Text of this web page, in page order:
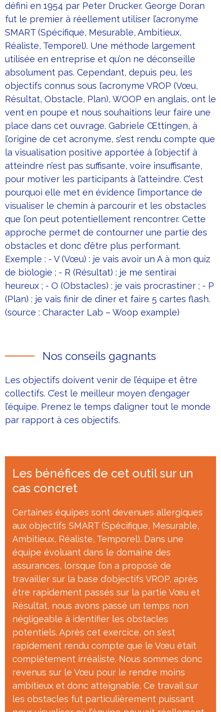
défini en 1954 par Peter Drucker. George Doran
fut le premier à réellement utiliser l’acronyme
SMART (Spécifique, Mesurable, Ambitieux,
Réaliste, Temporel). Une méthode largement
utilisée en entreprise et qu’on ne déconseille
absolument pas. Cependant, depuis peu, les
objectifs connus sous l’acronyme VROP (Vœu,
Résultat, Obstacle, Plan), WOOP en anglais, ont le
vent en poupe et nous souhaitions leur faire une
place dans cet ouvrage. Gabriele Œttingen, à
l’origine de cet acronyme, s’est rendu compte que
la visualisation positive apportée à l’objectif à
atteindre n’est pas suffisante, voire insuffisante,
pour motiver les participants à l’atteindre. C’est
pourquoi elle met en évidence l’importance de
visualiser le chemin à parcourir et les obstacles
que l’on peut potentiellement rencontrer. Cette
approche permet de contourner une partie des
obstacles et donc d’être plus performant.
Exemple : - V (Vœu) : je vais avoir un A à mon quiz
de biologie ; - R (Résultat) : je me sentirai
heureux ; - O (Obstacles) : je vais procrastiner ; - P
(Plan) : je vais finir de dîner et faire 5 cartes flash.
(source : Character Lab – Woop example)
Nos conseils gagnants
Les objectifs doivent venir de l’équipe et être
collectifs. C’est le meilleur moyen d’engager
l’équipe. Prenez le temps d’aligner tout le monde
par rapport à ces objectifs.
Les bénéfices de cet outil sur un
cas concret
Certaines équipes sont devenues allergiques
aux objectifs SMART (Spécifique, Mesurable,
Ambitieux, Réaliste, Temporel). Dans une
équipe évoluant dans le domaine des
assurances, lorsque l’on a proposé de
travailler sur la base d’objectifs VROP, après
être rapidement passés sur la partie Vœu et
Résultat, nous avons passé un temps non
négligeable à identifier les obstacles
potentiels. Après cet exercice, on s’est
rapidement rendu compte que le Vœu était
complètement irréaliste. Nous sommes donc
revenus sur le Vœu pour le rendre moins
ambitieux et donc atteignable. Ce travail sur
les obstacles fut particulièrement puissant